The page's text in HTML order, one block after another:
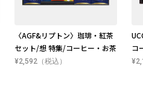
〈AGF&リプトン〉珈琲・紅茶
セット/想 特集/コーヒー・お茶
¥2,592（税込）
コ